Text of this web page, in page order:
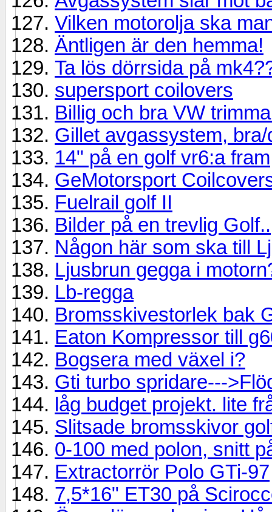
Vilken motorolja ska
Äntligen är den hemma!
Ta lös dörrsida på
supersport coilovers
Billig och bra VW
Gillet avgassystem, bra/
14" på en golf vr6:a fram
GeMotorsport
Fuelrail golf II
Bilder på en trevlig Golf..
Någon här som ska till
Ljusbrun gegga i
Lb-regga
Bromsskivestorlek bak
Eaton Kompressor till
Bogsera med växel i?
Gti turbo spridare---
låg budget projekt. lite
Slitsade bromsskivor
0-100 med polon, snitt
Extractorrör Polo GTi-97
7,5*16" ET30 på